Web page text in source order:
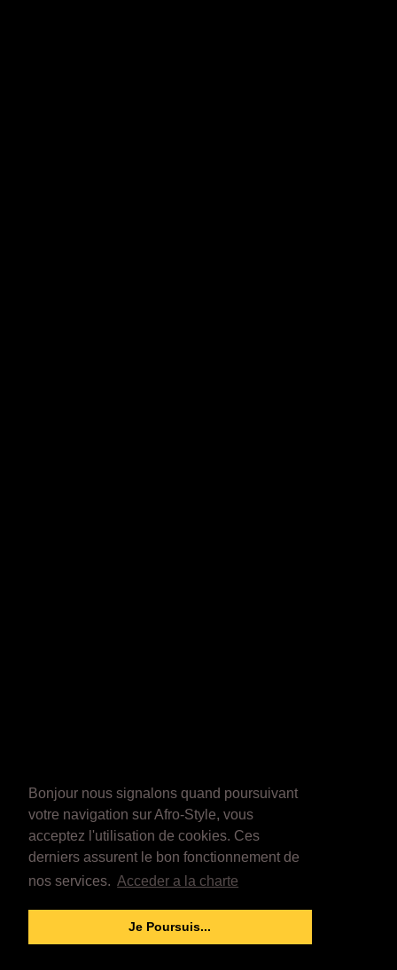
Bonjour nous signalons quand poursuivant
votre navigation sur Afro-Style, vous
acceptez l'utilisation de cookies. Ces
derniers assurent le bon fonctionnement de
nos services. Acceder a la charte
Je Poursuis...